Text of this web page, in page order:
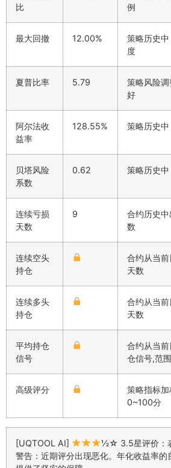
比
例
最大回撤 12.00%
策略历史
度
夏普比率 5.79
策略风险
好
阿尔法收
益率
128.55% 策略历史
贝塔风险
系数
0.62 策略历史
连续亏损
天数
9
合约历史
数
连续空头
持仓
合约从当
天数
连续多头
持仓
合约从当
天数
平均持仓
信号
合约从当
仓信号,范
高级评分
策略指标
0~100分
[UQTOOL AI]
½☆ 3.5星评价：
警告：近期评分出现恶化。年化收益率的